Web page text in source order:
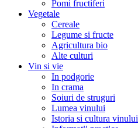
Pomi fructiferi
Vegetale
Cereale
Legume si fructe
Agricultura bio
Alte culturi
Vin si vie
In podgorie
In crama
Soiuri de struguri
Lumea vinului
Istoria si cultura vinului